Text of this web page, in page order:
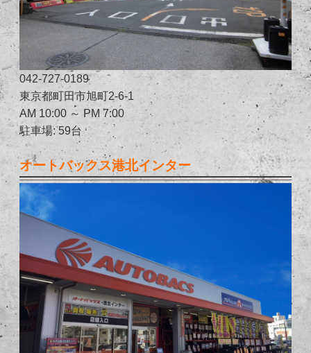
042-727-0189
東京都町田市旭町2-6-1
AM 10:00 ～ PM 7:00
駐車場: 59台
オートバックス港北インター